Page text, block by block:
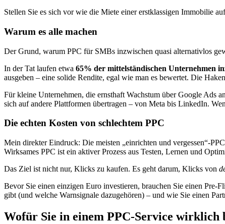
Stellen Sie es sich vor wie die Miete einer erstklassigen Immobilie
Warum es alle machen
Der Grund, warum PPC für SMBs inzwischen quasi alternativlos
In der Tat laufen etwa 65% der mittelständischen Unternehmen
ausgeben – eine solide Rendite, egal wie man es bewertet. Die
Für kleine Unternehmen, die ernsthaft Wachstum über Google Ads
sich auf andere Plattformen übertragen – von Meta bis LinkedIn.
Die echten Kosten von schlechtem PPC
Mein direkter Eindruck: Die meisten „einrichten und vergessen“-
Wirksames PPC ist ein aktiver Prozess aus Testen, Lernen und
Das Ziel ist nicht nur, Klicks zu kaufen. Es geht darum, Klicks von
Bevor Sie einen einzigen Euro investieren, brauchen Sie einen
gibt (und welche Warnsignale dazugehören) – und wie Sie einen
Wofür Sie in einem PPC-Service wirklich